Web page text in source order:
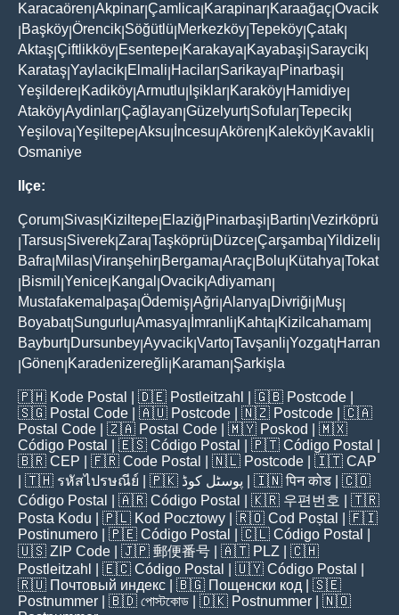
Karacaören Akpinar Çamlica Karapinar Karaağaç Ovacik
Başköy Örencik Söğütlü Merkezköy Tepeköy Çatak
Aktaş Çiftlikköy Esentepe Karakaya Kayabaşi Saraycik
Karataş Yaylacik Elmali Hacilar Sarikaya Pinarbaşi
Yeşildere Kadiköy Armutlu Işiklar Karaköy Hamidiye
Ataköy Aydinlar Çağlayan Güzelyurt| Sofular Tepecik
Yeşilova Yeşiltepe Aksu İncesu Akören Kaleköy Kavakli
Osmaniye
Ilçe:
Çorum Sivas Kiziltepe Elaziğ Pinarbaşi Bartin Vezirköprü
Tarsus Siverek Zara Taşköprü Düzce Çarşamba Yildizeli
Bafra Milas Viranşehir Bergama Araç Bolu Kütahya Tokat
Bismil Yenice Kangal Ovacik Adiyaman
Mustafakemalpaşa Ödemiş Ağri Alanya Divriği Muş
Boyabat| Sungurlu Amasya İmranli Kahta Kizilcahamam
Bayburt| Dursunbey Ayvacik Varto Tavşanli Yozgat| Harran
Gönen Karadenizereğli Karaman Şarkişla
🇵🇭 Kode Postal | 🇩🇪 Postleitzahl | 🇬🇧 Postcode
🇸🇬 Postal Code | 🇦🇺 Postcode | 🇳🇿 Postcode | 🇨🇦
Postal Code | 🇿🇦 Postal Code | 🇲🇾 Poskod
| 🇲🇽
Código Postal
| 🇪🇸 Código Postal | 🇵🇹 Código Postal
🇧🇷 CEP | 🇫🇷 Code Postal | 🇳🇱 Postcode | 🇮🇹 CAP
| 🇹🇭 รหัสไปรษณีย์ | 🇵🇰 پوسٹل کوڈ | 🇮🇳पिन कोड | 🇨🇴
Código Postal
| 🇦🇷 Código Postal | 🇰🇷 우편번호
| 🇹🇷
Posta Kodu | 🇵🇱 Kod Pocztowy | 🇷🇴 Cod Poștal
| 🇫🇮
Postinumero | 🇵🇪 Código Postal | 🇨🇱 Código Postal
🇺🇸 ZIP Code | 🇯🇵 郵便番号 | 🇦🇹 PLZ | 🇨🇭
Postleitzahl
| 🇪🇨 Código Postal | 🇺🇾 Código Postal
🇷🇺 Почтовый индекс | 🇧🇬 Пощенски код | 🇸🇪
Postnummer | 🇧🇩 পোস্টকোড | 🇩🇰 Postnummer | 🇳🇴